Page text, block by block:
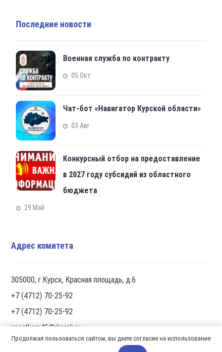
Последние новости
Военная служба по контракту
05 Окт
Чат-бот «Навигатор Курской области»
03 Авг
Конкурсный отбор на предоставление
в 2027 году субсидий из областного
бюджета
29 Май
Адрес комитета
305000, г.Курск, Красная площадь, д.6
+7 (4712) 70-25-92
+7 (4712) 70-25-92
sportkom46@rkursk.ru
Продолжая пользоваться сайтом, вы даете согласие на использование